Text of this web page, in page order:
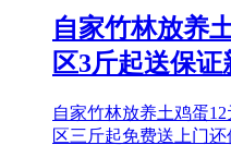
自家竹林放养
区3斤起送保证
自家竹林放养土鸡蛋
区三斤起免费送上门